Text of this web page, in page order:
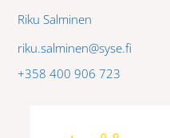
Riku Salminen
riku.salminen@syse.fi
+358 400 906 723